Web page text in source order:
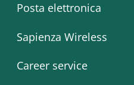
Posta elettronica
Sapienza Wireless
Career service